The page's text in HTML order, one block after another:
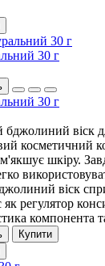
30 г
30 г
бджолиний віск
косметичний
шкіру.
віск
як регулятор
компонента
Купити